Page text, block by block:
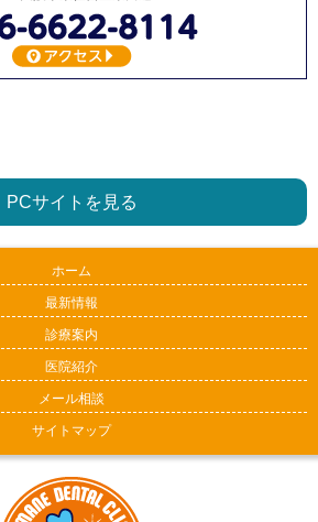
PCサイトを見る
ホーム
最新情報
診療案内
医院紹介
メール相談
サイトマップ